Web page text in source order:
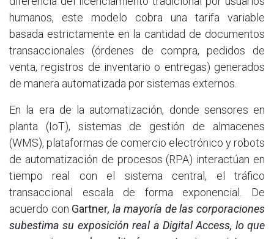
humanos, este modelo cobra una tarifa variable
basada estrictamente en la cantidad de documentos
transaccionales (órdenes de compra, pedidos de
venta, registros de inventario o entregas) generados
de manera automatizada por sistemas externos.
En la era de la automatización, donde sensores en
planta (IoT), sistemas de gestión de almacenes
(WMS), plataformas de comercio electrónico y robots
de automatización de procesos (RPA) interactúan en
tiempo real con el sistema central, el tráfico
transaccional escala de forma exponencial. De
acuerdo con Gartner, la mayoría de las corporaciones
subestima su exposición real a Digital Access, lo que